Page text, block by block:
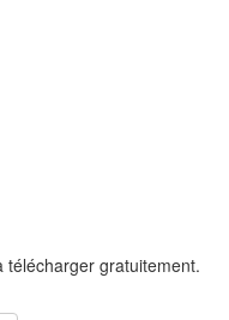
télécharger gratuitement.